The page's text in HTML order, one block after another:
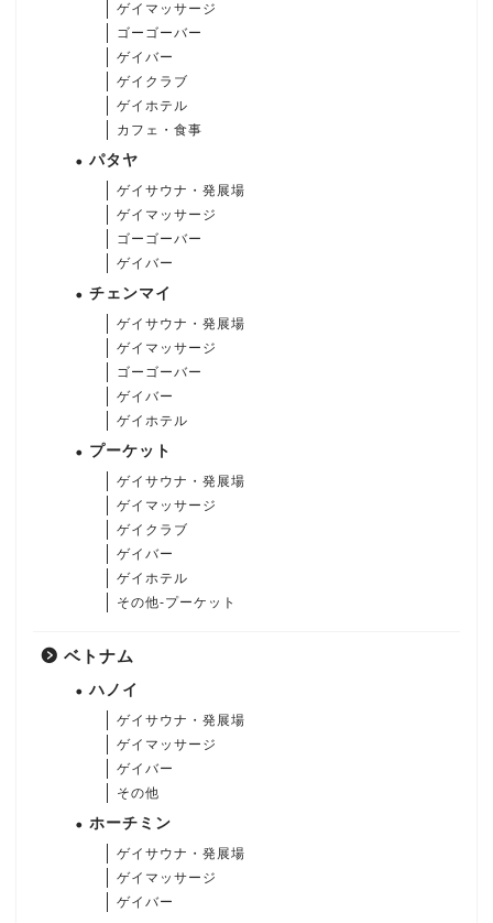
ゲイマッサージ
ゴーゴーバー
ゲイバー
ゲイクラブ
ゲイホテル
カフェ・食事
パタヤ
ゲイサウナ・発展場
ゲイマッサージ
ゴーゴーバー
ゲイバー
チェンマイ
ゲイサウナ・発展場
ゲイマッサージ
ゴーゴーバー
ゲイバー
ゲイホテル
プーケット
ゲイサウナ・発展場
ゲイマッサージ
ゲイクラブ
ゲイバー
ゲイホテル
その他-プーケット
ベトナム
ハノイ
ゲイサウナ・発展場
ゲイマッサージ
ゲイバー
その他
ホーチミン
ゲイサウナ・発展場
ゲイマッサージ
ゲイバー